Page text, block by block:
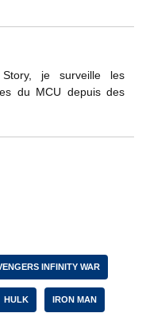
je surveille les
du MCU depuis des
INFINITY WAR
HULK IRON MAN